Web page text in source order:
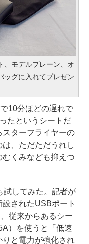
、モデルプレーン、オ
ッグに入れてプレゼン
10分ほどの遅れで
たというシートだ
ターフライヤーの
、ただただうれし
くみなども抑えつ
してみた。記者が
されたUSBポート
従来からあるシー
）を使うと「低速
と電力が強化され